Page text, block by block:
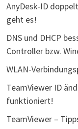
AnyDesk-ID
geht es!
DNS und DHCP
Controller bzw.
WLAN-
TeamViewer ID
funktioniert!
TeamViewer –